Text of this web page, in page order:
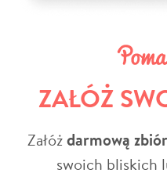
ZAŁÓŻ
Załóżdarmową
swoich bliskich